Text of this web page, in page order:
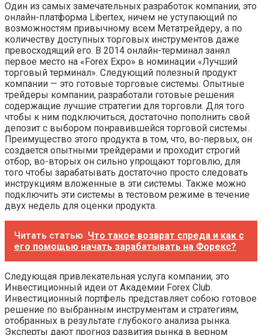
Один из самых замечательных разработок компании, это
онлайн-платформа Libertex, ничем не уступающий по
возможностям привычному всем Метатрейдеру, а по
количеству доступных торговых инструментов даже
превосходящий его. В 2014 онлайн-терминал занял
первое место на «Forex Expo» в номинации «Лучший
торговый терминал». Следующий полезный продукт
компании — это готовые торговые системы. Опытные
трейдеры компании, разработали готовые решения
содержащие лучшие стратегии для торговли. Для того
чтобы к ним подключиться, достаточно пополнить свой
депозит с выбором понравившейся торговой системы.
Преимущество этого продукта в том, что, во-первых, он
создается опытными трейдерами и проходит строгий
отбор, во-вторых он сильно упрощают торговлю, для
того чтобы зарабатывать достаточно просто следовать
инструкциям вложенные в эти системы. Также можно
подключить эти системы в тестовом режиме в течение
двух недель для оценки продукта.
Читать статью Что такое возврат спреда и как с
его помощью начать зарабатывать на Форекс?
Следующая привлекательная услуга компании, это
Инвестиционный идеи от Академии Forex Club.
Инвестиционный портфель представляет собою готовое
решение по выбранным инструментам и стратегиям,
отобранных в результате глубокого анализа рынка.
Эксперты дают прогноз развития рынка в верном